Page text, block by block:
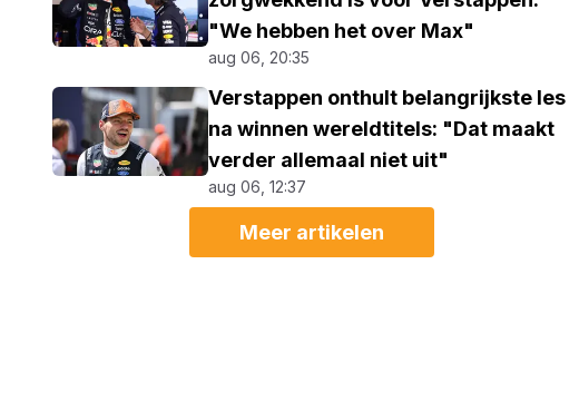
"We hebben het over Max"
aug 06, 20:35
Verstappen onthult belangrijkste les
na winnen wereldtitels: "Dat maakt
verder allemaal niet uit"
aug 06, 12:37
Meer artikelen